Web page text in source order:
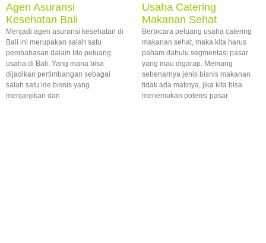
Agen Asuransi
Kesehatan Bali
Menjadi agen asuransi kesehatan di
Bali ini merupakan salah satu
pembahasan dalam Ide peluang
usaha di Bali. Yang mana bisa
dijadikan pertimbangan sebagai
salah satu ide bisnis yang
menjanjikan dan
Usaha Catering
Makanan Sehat
Berbicara peluang usaha catering
makanan sehat, maka kita harus
paham dahulu segmentasi pasar
yang mau digarap. Memang
sebenarnya jenis bisnis makanan
tidak ada matinya, jika kita bisa
menemukan potensi pasar